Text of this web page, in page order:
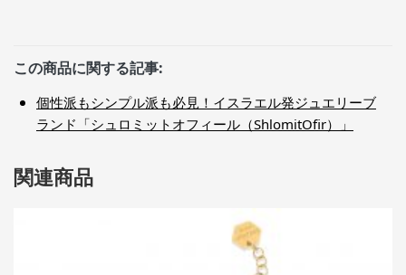
この商品に関する記事:
個性派もシンプル派も必見！イスラエル発ジュエリーブ
ランド「シュロミットオフィール（ShlomitOfir）」
関連商品